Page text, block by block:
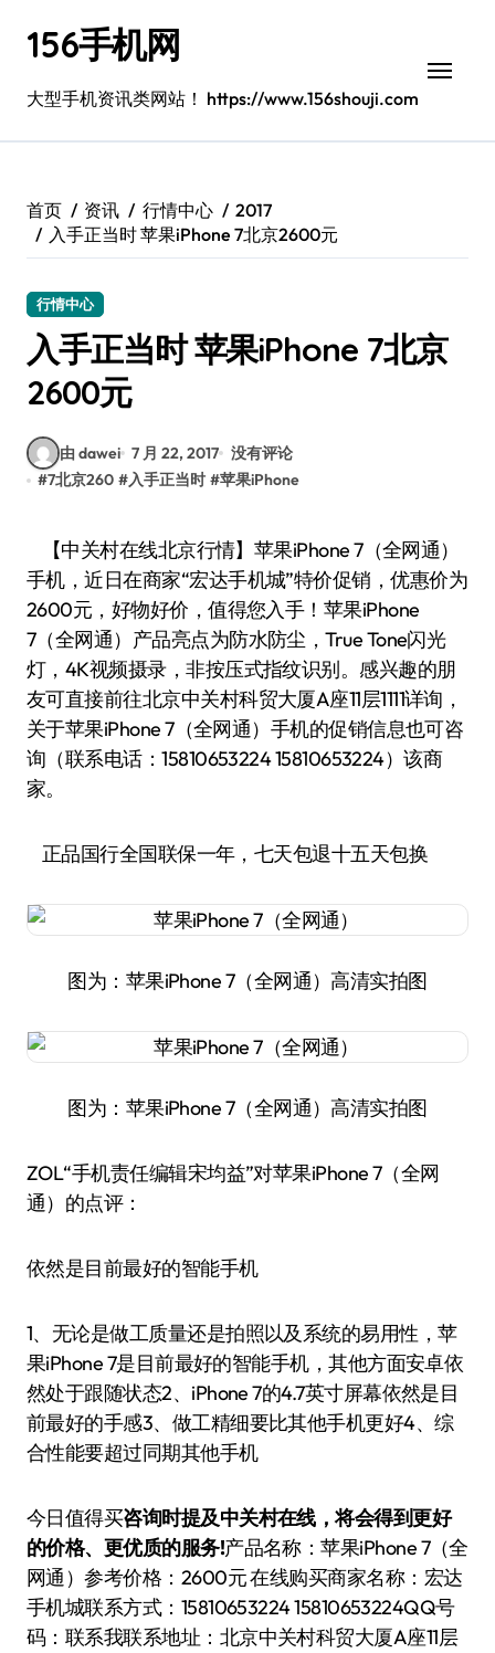
156手机网
大型手机资讯类网站！ https://www.156shouji.com
首页 资讯 行情中心
2017
入手正当时 苹果iPhone 7北京2600元
行情中心
入手正当时 苹果iPhone 7北京
2600元
由 dawei 7 月 22, 2017 没有评论
#7北京260 #入手正当时 #苹果iPhone
【中关村在线北京行情】苹果iPhone 7（全网通）
手机，近日在商家“宏达手机城”特价促销，优惠价为
2600元，好物好价，值得您入手！苹果iPhone
7（全网通）产品亮点为防水防尘，True Tone闪光
灯，4K视频摄录，非按压式指纹识别。感兴趣的朋
友可直接前往北京中关村科贸大厦A座11层1111详询，
关于苹果iPhone 7（全网通）手机的促销信息也可咨
询（联系电话：15810653224 15810653224）该商
家。
正品国行全国联保一年，七天包退十五天包换
图为：苹果iPhone 7（全网通）高清实拍图
图为：苹果iPhone 7（全网通）高清实拍图
ZOL“手机责任编辑宋均益”对苹果iPhone 7（全网
通）的点评：
依然是目前最好的智能手机
1、无论是做工质量还是拍照以及系统的易用性，苹
果iPhone 7是目前最好的智能手机，其他方面安卓依
然处于跟随状态2、iPhone 7的4.7英寸屏幕依然是目
前最好的手感3、做工精细要比其他手机更好4、综
合性能要超过同期其他手机
今日值得买咨询时提及中关村在线，将会得到更好
的价格、更优质的服务!产品名称：苹果iPhone 7（全
网通）参考价格：2600元 在线购买商家名称：宏达
手机城联系方式：15810653224 15810653224QQ号
码： 联系我联系地址：北京中关村科贸大厦A座11层